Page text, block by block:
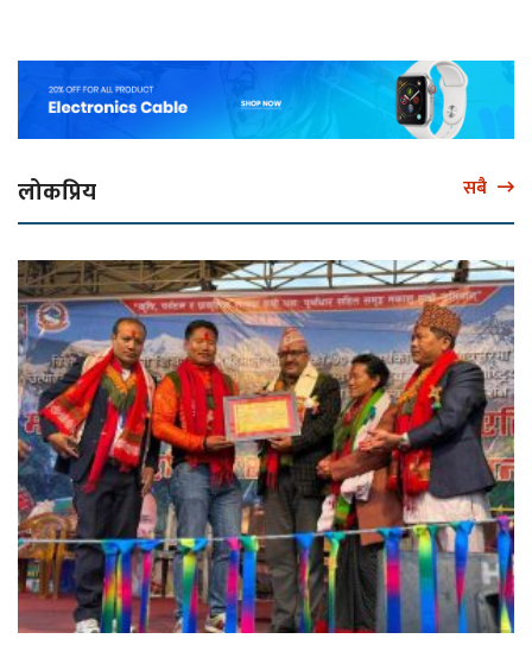
लोकप्रिय सबै